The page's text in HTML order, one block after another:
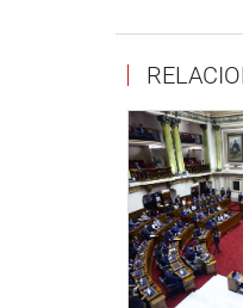
Inteligencia
Además, la
financiera
policial,
La comisión
reactiva del
la
OFICINA DE